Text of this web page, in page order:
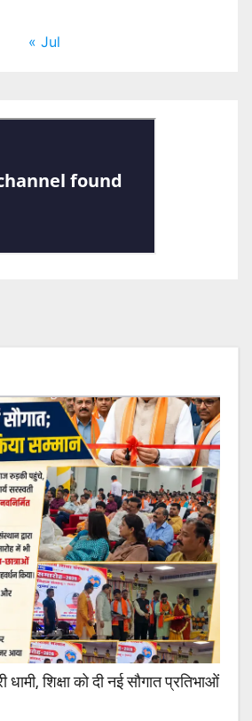
« Jul
शिक्षा को दी नई सौगात प्रतिभाओं